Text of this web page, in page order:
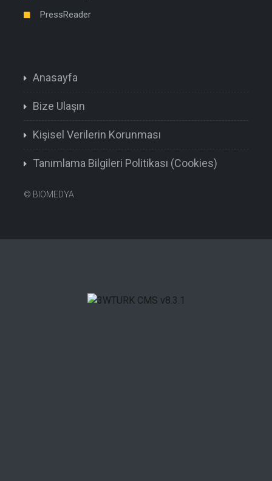
PressReader
Anasayfa
Bize Ulaşın
Kişisel Verilerin Korunması
Tanımlama Bilgileri Politikası (Cookies)
© BIOMEDYA